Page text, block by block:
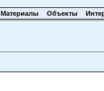
Материалы Объекты